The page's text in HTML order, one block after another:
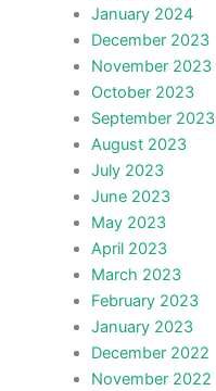
January 2024
December 2023
November 2023
October 2023
September 2023
August 2023
July 2023
June 2023
May 2023
April 2023
March 2023
February 2023
January 2023
December 2022
November 2022